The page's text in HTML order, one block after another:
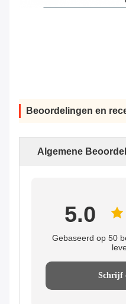
Beoordelingen en
Algemene
5.0
Gebaseerd op 50
Schrijf